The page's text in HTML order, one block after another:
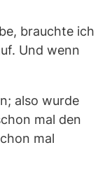
brauchte ich
Und wenn
also wurde
mal den
mal